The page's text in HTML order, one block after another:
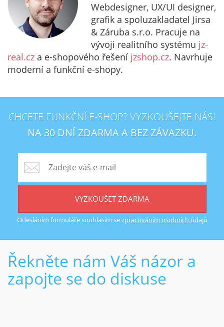
Webdesigner, UX/UI designer,
grafik a spoluzakladatel Jirsa
& Záruba s.r.o. Pracuje na
vývoji realitního systému jz-
real.cz a e-shopového řešení jzshop.cz. Navrhuje
moderní a funkční e-shopy.
CHCETE FUNKČNÍ E-SHOP? VYZKOUŠEJTE NÁS!
NA 30 DNÍ ZDARMA A BEZ ZÁVAZKU.
VYZKOUŠET ZDARMA
Odesláním formuláře souhlasím sezpracováním osobních údajů
Řekněte nám Váš názor a
zapojte se do diskuse